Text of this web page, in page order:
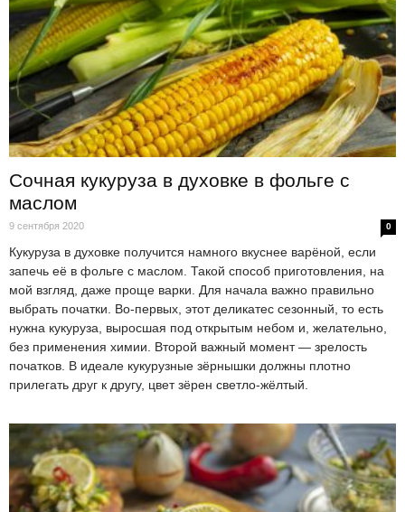
Сочная кукуруза в духовке в фольге с
маслом
9 сентября 2020 0
Кукуруза в духовке получится намного вкуснее варёной, если
запечь её в фольге с маслом. Такой способ приготовления, на
мой взгляд, даже проще варки. Для начала важно правильно
выбрать початки. Во-первых, этот деликатес сезонный, то есть
нужна кукуруза, выросшая под открытым небом и, желательно,
без применения химии. Второй важный момент — зрелость
початков. В идеале кукурузные зёрнышки должны плотно
прилегать друг к другу, цвет зёрен светло-жёлтый.